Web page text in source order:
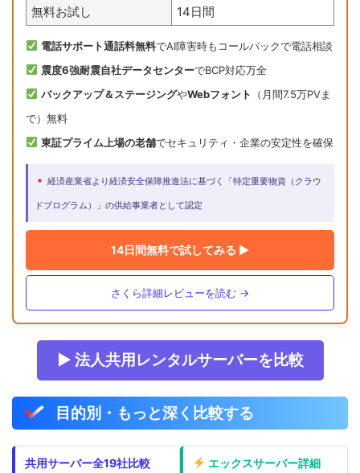
無料お試し
14日間
電話サポート通話料無料でAI障害時もコールバックで電話相談
震度6強耐震自社データセンターでBCP対応万全
バックアップ＆ステージングやWebフォント
（月間7.5万PVま
で）無料
東証プライム上場の老舗でセキュリティ・企業の安定性を確保
経済産業省より経済安全保障推進法に基づく「特定重要物資（クラウ
ドプログラム）」の供給事業者として認定
14日間無料で試してみる ▶
さくら詳細レビューを読む →
▶ 法人共用レンタルサーバーを比較
目的別・もっと深く比較する
共用サーバー全19社比較 エックスサーバー詳細